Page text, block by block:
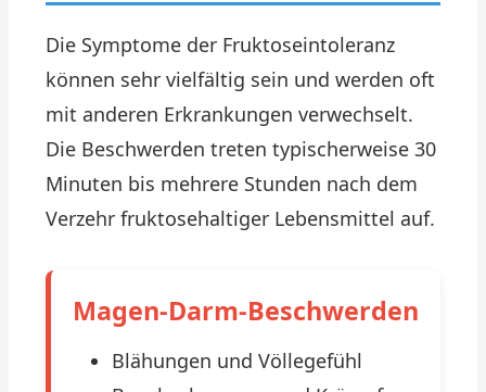
Die Symptome der Fruktoseintoleranz
können sehr vielfältig sein und werden oft
mit anderen Erkrankungen verwechselt.
Die Beschwerden treten typischerweise 30
Minuten bis mehrere Stunden nach dem
Verzehr fruktosehaltiger Lebensmittel auf.
Magen-Darm-Beschwerden
Blähungen und Völlegefühl